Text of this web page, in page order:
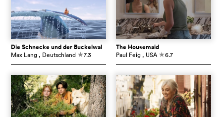
Die Schnecke und der Buckelwal
Max Lang , Deutschland c7.3
The Housemaid
Paul Feig , USA c6.7